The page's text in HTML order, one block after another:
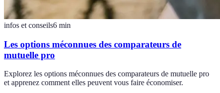
infos et conseils6 min
Les options méconnues des comparateurs de
mutuelle pro
Explorez les options méconnues des comparateurs de mutuelle pro
et apprenez comment elles peuvent vous faire économiser.